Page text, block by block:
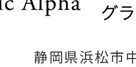
静岡県浜松市